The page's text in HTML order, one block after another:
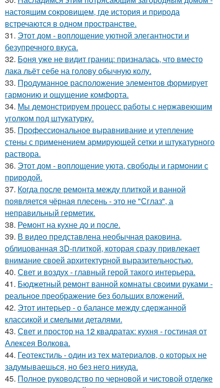
настоящим сокровищем, где история и природа
встречаются в одном пространстве.
31. Этот дом - воплощение уютной элегантности и
безупречного вкуса.
32. Боня уже не видит границ: призналась, что вместо
лака льёт себе на голову обычную колу.
33. Продуманное расположение элементов формирует
гармонию и ощущение комфорта.
34. Мы демонстрируем процесс работы с нержавеющим
уголком под штукатурку.
35. Профессиональное выравнивание и утепление
стены с применением армирующей сетки и штукатурного
раствора.
36. Этот дом - воплощение уюта, свободы и гармонии с
природой.
37. Когда после ремонта между плиткой и ванной
появляется чёрная плесень - это не "Сглаз", а
неправильный герметик.
38. Ремонт на кухне до и после.
39. В видео представлена необычная раковина,
облицованная 3D-плиткой, которая сразу привлекает
внимание своей архитектурной выразительностью.
40. Свет и воздух - главный герой такого интерьера.
41. Бюджетный ремонт ванной комнаты своими руками -
реальное преображение без больших вложений.
42. Этот интерьер - о балансе между сдержанной
классикой и смелыми деталями.
43. Свет и простор на 12 квадратах: кухня - гостиная от
Алексея Волкова.
44. Геотекстиль - один из тех материалов, о которых не
задумываешься, но без него никуда.
45. Полное руководство по черновой и чистовой отделке